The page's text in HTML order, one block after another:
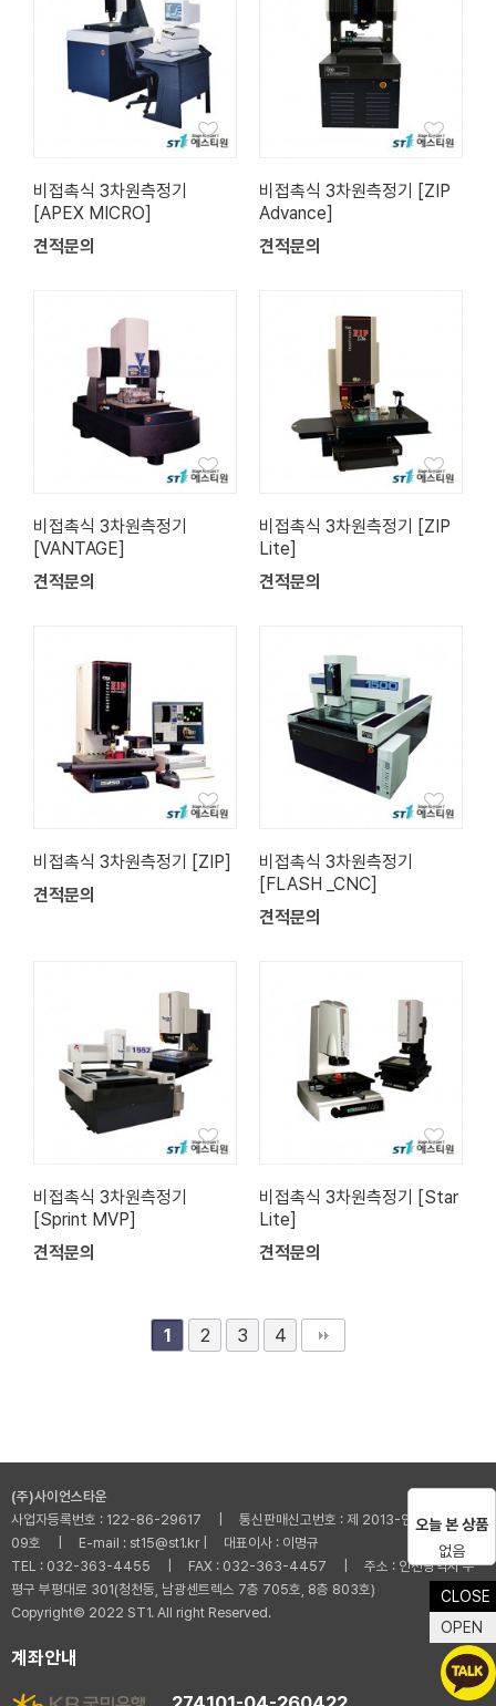
비접촉식 3차원측정기
[APEX MICRO]
견적문의
비접촉식 3차원측정기 [ZIP
Advance]
견적문의
비접촉식 3차원측정기
[VANTAGE]
견적문의
비접촉식 3차원측정기 [ZIP
Lite]
견적문의
비접촉식 3차원측정기 [ZIP]
견적문의
비접촉식 3차원측정기
[FLASH _CNC]
견적문의
비접촉식 3차원측정기
[Sprint MVP]
견적문의
비접촉식 3차원측정기 [Star
Lite]
견적문의
1 2 3 4
(주)사이언스타운
사업자등록번호 : 122-86-29617 | 통신판매신고번호 : 제 2013-인천부평-001
09호 | E-mail : st15@st1.kr | 대표이사 : 이명규
TEL : 032-363-4455 | FAX : 032-363-4457 | 주소 : 인천광역시 부
평구 부평대로 301(청천동, 남광센트렉스 7층 705호, 8층 803호)
Copyright© 2022 ST1. All right Reserved.
계좌안내
CLOSE
OPEN
오늘 본 상품
없음